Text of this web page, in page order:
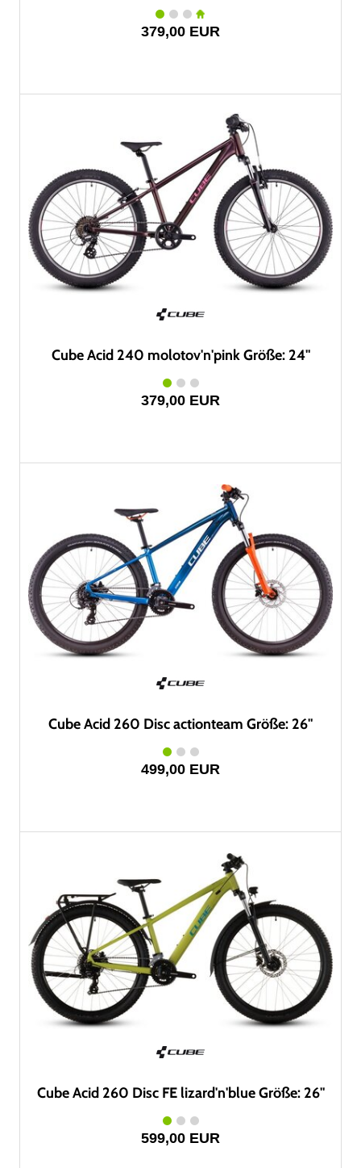
379,00 EUR
Cube Acid 240 molotov'n'pink Größe: 24"
379,00 EUR
Cube Acid 260 Disc actionteam Größe: 26"
499,00 EUR
Cube Acid 260 Disc FE lizard'n'blue Größe: 26"
599,00 EUR